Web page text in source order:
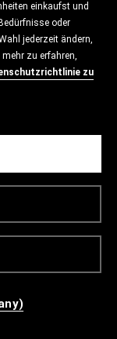
einkaufst und
oder
jederzeit ändern,
zu erfahren,
zu